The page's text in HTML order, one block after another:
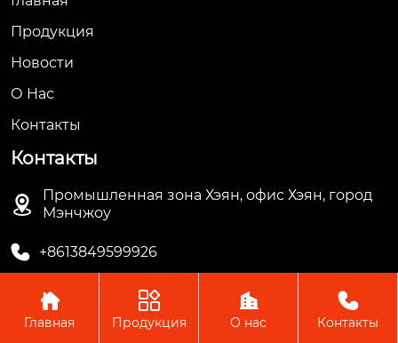
Продукция
Новости
О Hас
Контакты
Контакты

Промышленная зона Хэян, офис Хэян, город
Мэнчжоу
 +8613849599926
Авторское право © ООО Мэнчжоу Ляньгуань Пластик

Главная

Продукция

О нас

Контакты